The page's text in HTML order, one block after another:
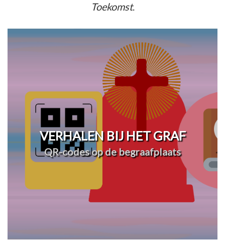
Toekomst.
VERHALEN BIJ HET GRAF
QR-codes op de begraafplaats